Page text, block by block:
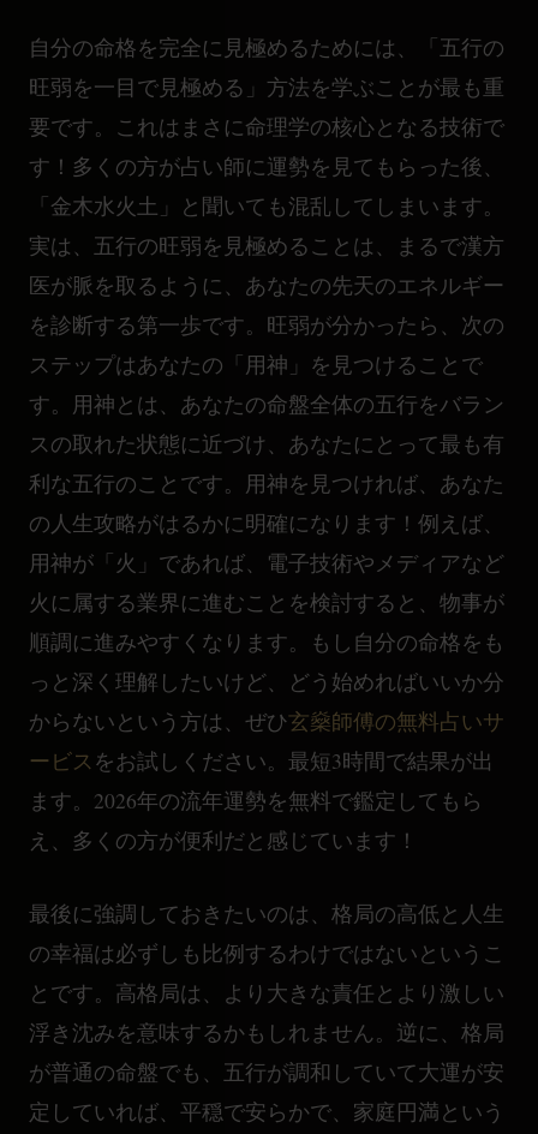
自分の命格を完全に見極めるためには、「五行の
旺弱を一目で見極める」方法を学ぶことが最も重
要です。これはまさに命理学の核心となる技術で
す！多くの方が占い師に運勢を見てもらった後、
「金木水火土」と聞いても混乱してしまいます。
実は、五行の旺弱を見極めることは、まるで漢方
医が脈を取るように、あなたの先天のエネルギー
を診断する第一歩です。旺弱が分かったら、次の
ステップはあなたの「用神」を見つけることで
す。用神とは、あなたの命盤全体の五行をバラン
スの取れた状態に近づけ、あなたにとって最も有
利な五行のことです。用神を見つければ、あなた
の人生攻略がはるかに明確になります！例えば、
用神が「火」であれば、電子技術やメディアなど
火に属する業界に進むことを検討すると、物事が
順調に進みやすくなります。もし自分の命格をも
っと深く理解したいけど、どう始めればいいか分
からないという方は、ぜひ玄燊師傅の無料占いサ
ービス をお試しください。最短3時間で結果が出
ます。2026年の流年運勢を無料で鑑定してもら
え、多くの方が便利だと感じています！
最後に強調しておきたいのは、格局の高低と人生
の幸福は必ずしも比例するわけではないというこ
とです。高格局は、より大きな責任とより激しい
浮き沈みを意味するかもしれません。逆に、格局
が普通の命盤でも、五行が調和していて大運が安
定していれば、平穏で安らかで、家庭円満という